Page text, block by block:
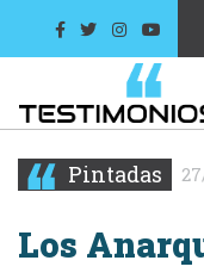
Pintadas
Los